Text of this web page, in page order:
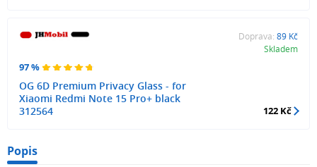
97 %
OG 6D Premium Privacy Glass - for
Xiaomi Redmi Note 15 Pro+ black
312564
Doprava: 89 Kč
Skladem
122 Kč
Popis